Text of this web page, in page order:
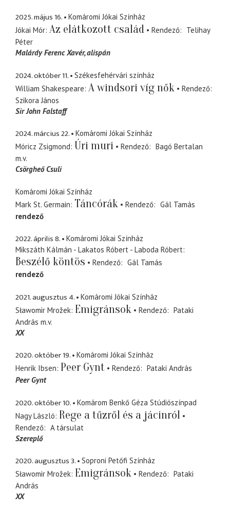
2025. május 16.
Komáromi Jókai Színház
Jókai Mór Az elátkozott család Rendező
Telihay
Péter
Malárdy Ferenc Xavér alispán
2024. október 11.
Székesfehérvári színház
William Shakespeare A windsori víg nők
Rendező
Szikora János
Sir John Falstaff
2024. március 22.
Komáromi Jókai Színház
Móricz Zsigmond Úri muri Rendező
Bagó Bertalan
m.v.
Csörgheő Csuli
Komáromi Jókai Színház
Mark St. Germain Táncórák Rendező
Gál Tamás
rendező
2022. április 8.
Komáromi Jókai Színház
Mikszáth Kálmán - Lakatos Róbert - Laboda Róbert
Beszélő köntös Rendező
Gál Tamás
rendező
2021. augusztus 4.
Komáromi Jókai Színház
Sławomir Mrožek Emigránsok Rendező
Pataki
András m.v.
XX
2020. október 19.
Komáromi Jókai Színház
Henrik Ibsen Peer Gynt Rendező
Pataki András
Peer Gynt
2020. október 10.
Komárom Benkő Géza Stúdiószínpad
Nagy László Rege a tűzről és a jácinról
Rendező
A társulat
Szereplő
2020. augusztus 3.
Soproni Petőfi Színház
Sławomir Mrožek Emigránsok Rendező
Pataki
András
XX